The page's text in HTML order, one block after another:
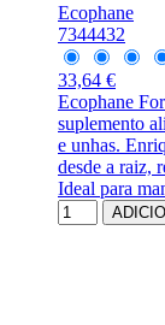
Ecophane
7344432
33,64 €
Ecophane
suplemento
e unhas.
desde a raiz,
Ideal para